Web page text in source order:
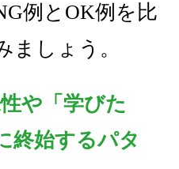
例とOK例を比
ましょう。
や「学びた
終始するパタ